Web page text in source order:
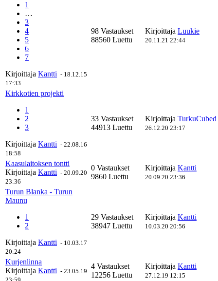
1
…
3
4
5
6
7
Kirjoittaja Kantti - 18.12.15
17:33
98 Vastaukset
88560 Luettu
Kirjoittaja Luukie
20.11.21 22:44
Kirkkotien projekti
1
2
3
Kirjoittaja Kantti - 22.08.16
18:58
33 Vastaukset
44913 Luettu
Kirjoittaja TurkuCubed
26.12.20 23:17
Kaasulaitoksen tontti
Kirjoittaja Kantti - 20.09.20
23:36
0 Vastaukset
9860 Luettu
Kirjoittaja Kantti
20.09.20 23:36
Turun Blanka - Turun
Maunu
1
2
Kirjoittaja Kantti - 10.03.17
20:24
29 Vastaukset
38947 Luettu
Kirjoittaja Kantti
10.03.20 20:56
Kurjenlinna
Kirjoittaja Kantti - 23.05.19
4 Vastaukset
12256 Luettu
Kirjoittaja Kantti
27.12.19 12:15